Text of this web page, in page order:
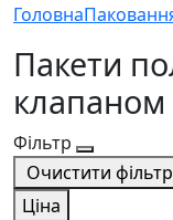
Головна
Пакети
клапаном
Фільтр
Очистити фільтр
Ціна